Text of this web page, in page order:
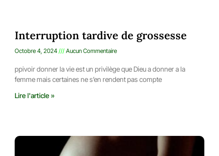
Interruption tardive de grossesse
Octobre 4, 2024 Aucun Commentaire
ppivoir donner la vie est un privilège que Dieu a donner a la
femme mais certaines ne s’en rendent pas compte
Lire l'article »